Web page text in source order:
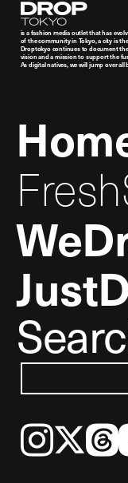
Droptokyo
is a fashion media outlet that has
of the community in Tokyo, a city is
Droptokyo continues to document
vision and a mission to support the
As digital natives, we will jump over
Instagram𝕏Threads